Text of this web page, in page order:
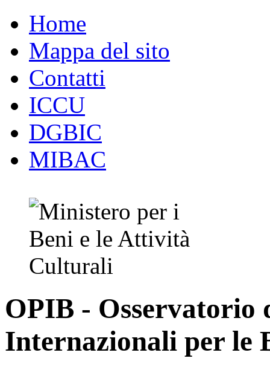
Home
Mappa del sito
Contatti
ICCU
DGBIC
MIBAC
OPIB - Osservatorio
Internazionali per le